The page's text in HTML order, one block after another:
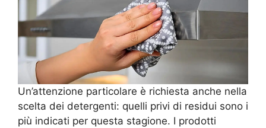
Un’attenzione particolare è richiesta anche nella
scelta dei detergenti: quelli privi di residui sono i
più indicati per questa stagione. I prodotti